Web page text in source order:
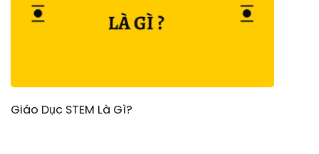
Giáo Dục STEM Là Gì?